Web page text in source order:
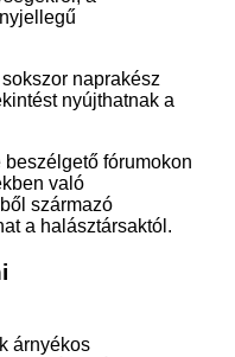
naprakész
nyújthatnak a
fórumokon
való
származó
a halásztársaktól.
árnyékos